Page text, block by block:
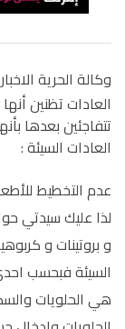
وكالة الحرية
العادات تظنين
تتفاجئين بعدها
العادات السيئة :
عدم التخطيط
لذا عليك سيدتي
و بروتينات و
السيئة فبحسب
هي الحلويات